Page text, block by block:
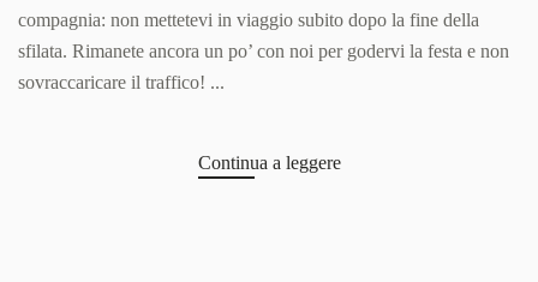
compagnia: non mettetevi in viaggio subito dopo la fine della
sfilata. Rimanete ancora un po’ con noi per godervi la festa e non
sovraccaricare il traffico! ...
Continua a leggere